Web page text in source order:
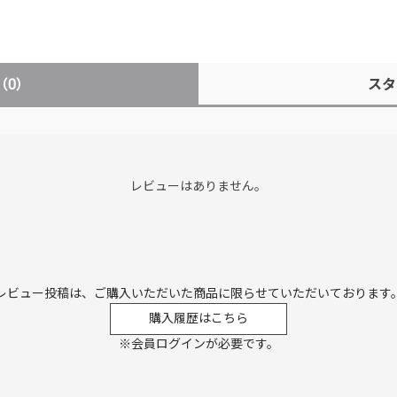
（0） ス
レビューはありません。
ビュー投稿は、ご購入いただいた商品に限らせていただいております。
購入履歴はこちら
※会員ログインが必要です。